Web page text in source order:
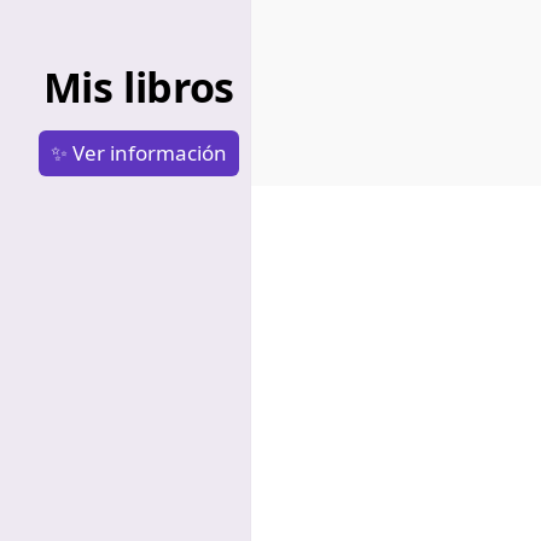
Mis libros
✨ Ver información